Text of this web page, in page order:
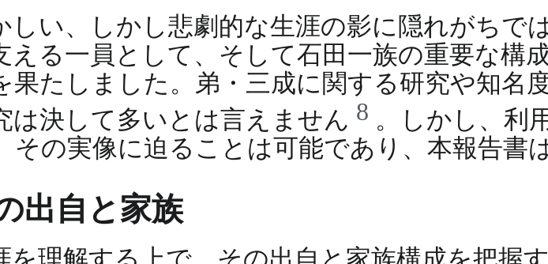
しい、しかし悲劇的な生涯の影に隠れがちで
える一員として、そして石田一族の重要な構
果たしました。弟・三成に関する研究や知名
は決して多いとは言えません 8 。しかし、利
その実像に迫ることは可能であり、本報告書
出自と家族